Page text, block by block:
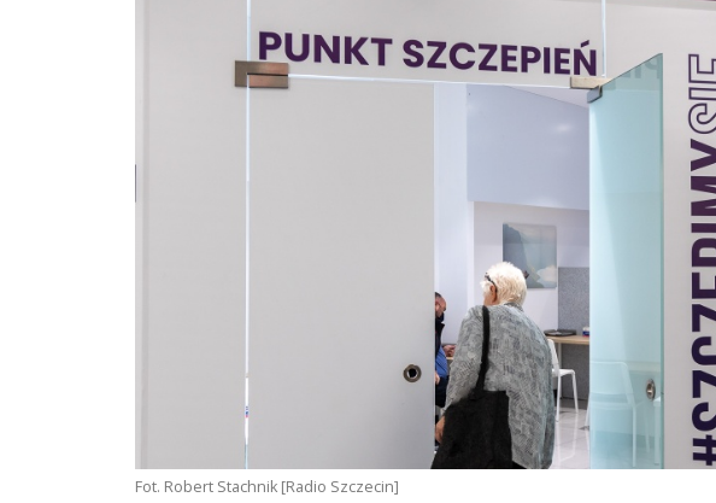
Fot. Robert Stachnik [Radio Szczecin]